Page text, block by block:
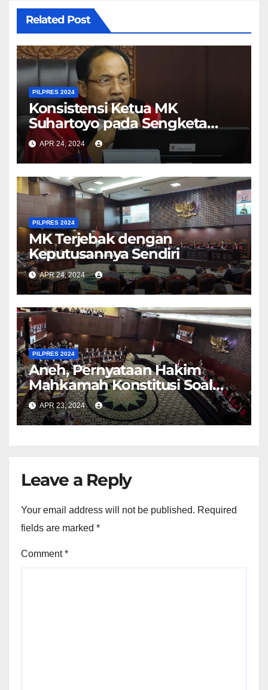
Related Post
PILPRES 2024
Konsistensi Ketua MK
Suhartoyo pada Sengketa
Pilpres 2024 Dipertanyakan
APR 24, 2024
PILPRES 2024
MK Terjebak dengan
Keputusannya Sendiri
APR 24, 2024
PILPRES 2024
Aneh, Pernyataan Hakim
Mahkamah Konstitusi Soal
Bansos Kontradiktif
APR 23, 2024
Leave a Reply
Your email address will not be published. Required
fields are marked *
Comment*